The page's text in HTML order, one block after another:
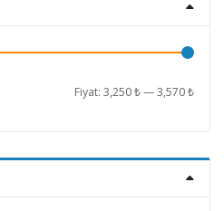
En
En
Fiyat:3,250 ₺—3,570 ₺